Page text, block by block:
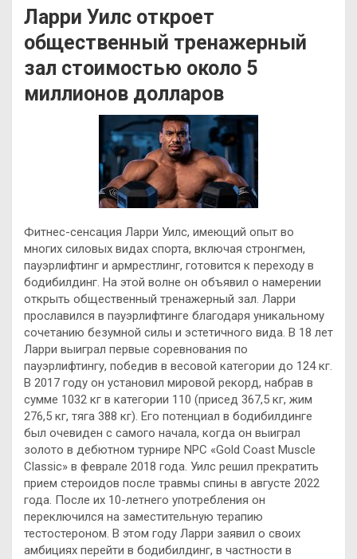
Ларри Уилс откроет
общественный тренажерный
зал стоимостью около 5
миллионов долларов
Фитнес-сенсация Ларри Уилс, имеющий опыт во
многих силовых видах спорта, включая стронгмен,
пауэрлифтинг и армрестлинг, готовится к переходу в
бодибилдинг. На этой волне он объявил о намерении
открыть общественный тренажерный зал. Ларри
прославился в пауэрлифтинге благодаря уникальному
сочетанию безумной силы и эстетичного вида. В 18 лет
Ларри выиграл первые соревнования по
пауэрлифтингу, победив в весовой категории до 124 кг.
В 2017 году он установил мировой рекорд, набрав в
сумме 1032 кг в категории 110 (присед 367,5 кг, жим
276,5 кг, тяга 388 кг). Его потенциал в бодибилдинге
был очевиден с самого начала, когда он выиграл
золото в дебютном турнире NPC «Gold Coast Muscle
Classic» в феврале 2018 года. Уилс решил прекратить
прием стероидов после травмы спины в августе 2022
года. После их 10-летнего употребления он
переключился на заместительную терапию
тестостероном. В этом году Ларри заявил о своих
амбициях перейти в бодибилдинг, в частности в